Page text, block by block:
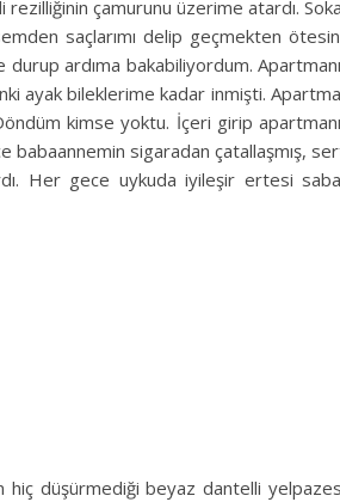
çamurunu üzerime atardı.
saçlarımı delip geçmekten
durup ardıma bakabiliyordum.
ayak bileklerime kadar inmişti.
kimse yoktu. İçeri girip
babaannemin sigaradan çatallaşmış,
Her gece uykuda iyileşir ertesi
hiç düşürmediği beyaz dantelli